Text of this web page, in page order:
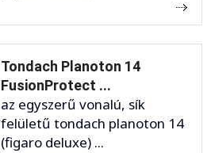
Tondach Planoton 14
FusionProtect ...
az egyszerű vonalú, sík
felületű tondach planoton 14
(figaro deluxe) ...